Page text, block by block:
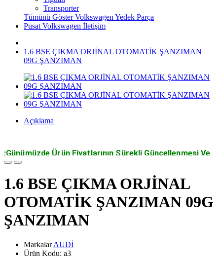
Transporter
Tümünü Göster Volkswagen Yedek Parça
Pusat Volkswagen İletişim
1.6 BSE ÇIKMA ORJİNAL OTOMATİK ŞANZIMAN
09G ŞANZIMAN
Açıklama
:Günümüzde Ürün Fiyatlarının Sürekli Güncellenmesi Ve
Değişiklik Göstermesi Sonucu Alacağınız Ürünlerin
VOLKSWAGEN AUDİ SKODA SEAT PORSCHE CUPRA ÇIKMA
ORJİNAL YEDEK PARÇALARI
ÜRÜNLERİMİZ PUSAT VOLKSWAGEN ÇIKMA YEDEK PARÇA
GÜVENCESİYLE İADE VE DEĞİŞİM GARANTİLİDİR ÜRÜNLERİMİZ
SUNULMAKTADIR TÜRKİYE’NİN HERYERİNE ANLAŞMALI KARGO
İMKANI VARDIR MEKANİK VE ELEKTRONİK ÜRÜNLERİMİZ ŞEHİR
1.6 BSE ÇIKMA ORJİNAL
OTOMATİK ŞANZIMAN 09G
ŞANZIMAN
MarkalarAUDİ
Ürün Kodu: a3